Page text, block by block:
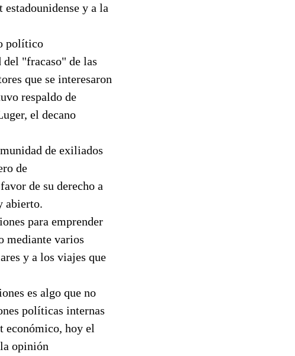
y a la
político
del "fracaso" de las
que se interesaron
respaldo de
el decano
de exiliados
de
de su derecho a
abierto.
para emprender
mediante varios
y a los viajes que
es algo que no
políticas internas
económico, hoy el
opinión